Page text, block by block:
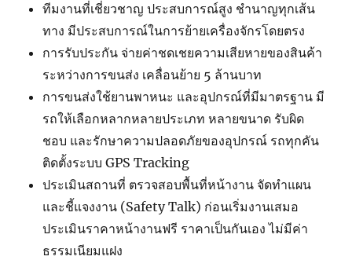
ทีมงานที่เชี่ยวชาญ ประสบการณ์สูง ชำนาญทุกเส้น
ทาง มีประสบการณ์ในการย้ายเครื่องจักรโดยตรง
การรับประกัน จ่ายค่าชดเชยความเสียหายของสินค้า
ระหว่างการขนส่ง เคลื่อนย้าย 5 ล้านบาท
การขนส่งใช้ยานพาหนะ และอุปกรณ์ที่มีมาตรฐาน มี
รถให้เลือกหลากหลายประเภท หลายขนาด รับผิด
ชอบ และรักษาความปลอดภัยของอุปกรณ์ รถทุกคัน
ติดตั้งระบบ GPS Tracking
ประเมินสถานที่ ตรวจสอบพื้นที่หน้างาน จัดทำแผน
และชี้แจงงาน (Safety Talk) ก่อนเริ่มงานเสมอ
ประเมินราคาหน้างานฟรี ราคาเป็นกันเอง ไม่มีค่า
ธรรมเนียมแฝง